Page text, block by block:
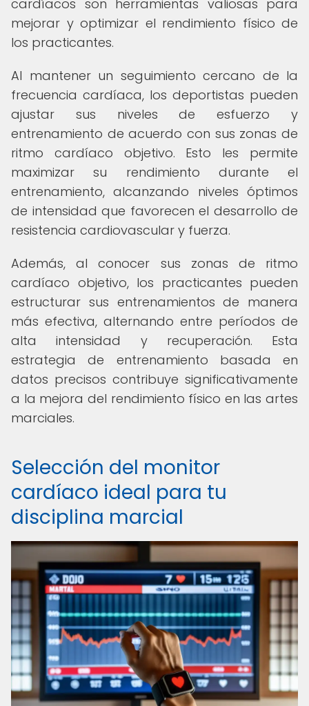
cardíacos son herramientas valiosas para
mejorar y optimizar el rendimiento físico de
los practicantes.
Al mantener un seguimiento cercano de la
frecuencia cardíaca, los deportistas pueden
ajustar sus niveles de esfuerzo y
entrenamiento de acuerdo con sus zonas de
ritmo cardíaco objetivo. Esto les permite
maximizar su rendimiento durante el
entrenamiento, alcanzando niveles óptimos
de intensidad que favorecen el desarrollo de
resistencia cardiovascular y fuerza.
Además, al conocer sus zonas de ritmo
cardíaco objetivo, los practicantes pueden
estructurar sus entrenamientos de manera
más efectiva, alternando entre períodos de
alta intensidad y recuperación. Esta
estrategia de entrenamiento basada en
datos precisos contribuye significativamente
a la mejora del rendimiento físico en las artes
marciales.
Selección del monitor
cardíaco ideal para tu
disciplina marcial